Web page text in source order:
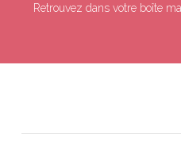
Retrouvez dans votre boîte